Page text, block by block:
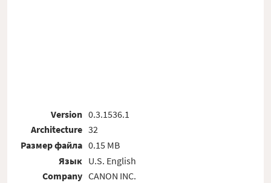
Version
Architecture
Размер файла
Язык
Company
0.3.1536.1
32
0.15 MB
U.S. English
CANON INC.